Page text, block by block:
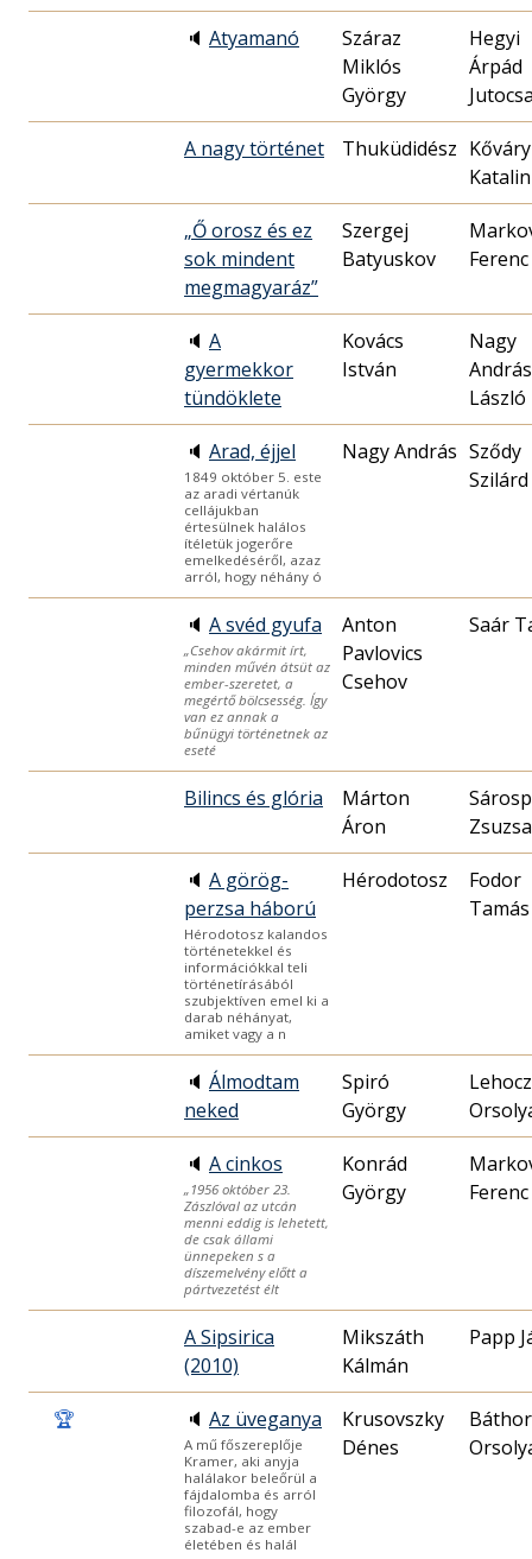
🔈 Atyamanó
Száraz
Miklós
György
Hegyi
Árpád
A nagy történet Thuküdidész Kőváry
Katalin
„Ő orosz és ez
sok mindent
megmagyaráz”
Szergej
Batyuskov
Ferenc
🔈 A
gyermekkor
tündöklete
Kovács
István
Nagy
András
László
🔈 Arad, éjjel
1849 október 5. este
az aradi vértanúk
cellájukban
értesülnek halálos
ítéletük jogerőre
emelkedéséről, azaz
arról, hogy néhány ó
Nagy András Sződy
Szilárd
🔈 A svéd gyufa
„Csehov akármit írt,
minden művén átsüt az
ember-szeretet, a
megértő bölcsesség. Így
van ez annak a
bűnügyi történetnek az
eseté
Anton
Pavlovics
Csehov
Saár
Bilincs és glória
Márton
Áron
🔈 A görög-
perzsa háború
Hérodotosz kalandos
történetekkel és
információkkal teli
történetírásából
szubjektíven emel ki a
darab néhányat,
amiket vagy a n
Hérodotosz
Fodor
Tamás
🔈 Álmodtam
neked
Spiró
György
🔈 A cinkos
„1956 október 23.
Zászlóval az utcán
menni eddig is lehetett,
de csak állami
ünnepeken s a
díszemelvény előtt a
pártvezetést élt
Konrád
György
Ferenc
A Sipsirica
(2010)
Mikszáth
Kálmán
Papp
🏆 🔈 Az üveganya
A mű főszereplője
Kramer, aki anyja
halálakor beleőrül a
fájdalomba és arról
filozofál, hogy
szabad-e az ember
életében és halál
Krusovszky
Dénes